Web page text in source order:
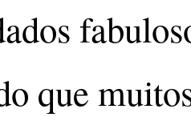
que